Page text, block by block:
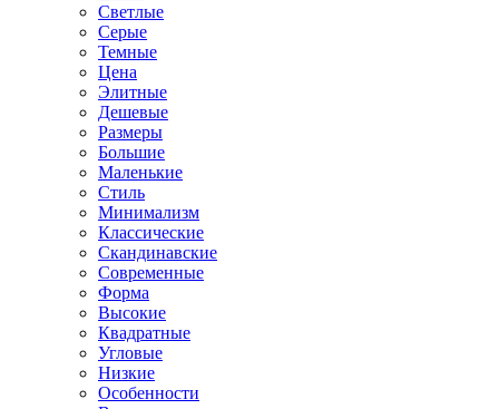
Светлые
Серые
Темные
Цена
Элитные
Дешевые
Размеры
Большие
Маленькие
Стиль
Минимализм
Классические
Скандинавские
Современные
Форма
Высокие
Квадратные
Угловые
Низкие
Особенности